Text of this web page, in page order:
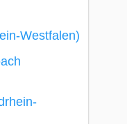
Westfalen)